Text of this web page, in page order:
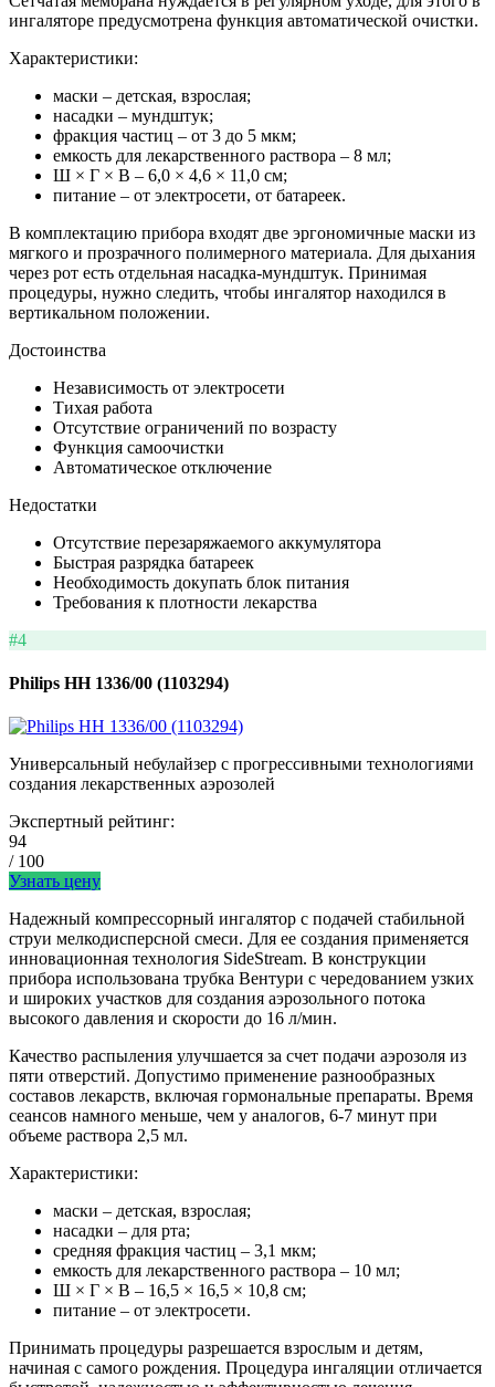
ингаляторе предусмотрена функция автоматической очистки.
Характеристики:
маски – детская, взрослая;
насадки – мундштук;
фракция частиц – от 3 до 5 мкм;
емкость для лекарственного раствора – 8 мл;
Ш × Г × В – 6,0 × 4,6 × 11,0 см;
питание – от электросети, от батареек.
В комплектацию прибора входят две эргономичные маски из
мягкого и прозрачного полимерного материала. Для дыхания
через рот есть отдельная насадка-мундштук. Принимая
процедуры, нужно следить, чтобы ингалятор находился в
вертикальном положении.
Достоинства
Независимость от электросети
Тихая работа
Отсутствие ограничений по возрасту
Функция самоочистки
Автоматическое отключение
Недостатки
Отсутствие перезаряжаемого аккумулятора
Быстрая разрядка батареек
Необходимость докупать блок питания
Требования к плотности лекарства
#4
Philips HH 1336/00 (1103294)
Универсальный небулайзер с прогрессивными технологиями
создания лекарственных аэрозолей
Экспертный рейтинг:
94
/ 100
Узнать цену
Надежный компрессорный ингалятор с подачей стабильной
струи мелкодисперсной смеси. Для ее создания применяется
инновационная технология SideStream. В конструкции
прибора использована трубка Вентури с чередованием узких
и широких участков для создания аэрозольного потока
высокого давления и скорости до 16 л/мин.
Качество распыления улучшается за счет подачи аэрозоля из
пяти отверстий. Допустимо применение разнообразных
составов лекарств, включая гормональные препараты. Время
сеансов намного меньше, чем у аналогов, 6-7 минут при
объеме раствора 2,5 мл.
Характеристики:
маски – детская, взрослая;
насадки – для рта;
средняя фракция частиц – 3,1 мкм;
емкость для лекарственного раствора – 10 мл;
Ш × Г × В – 16,5 × 16,5 × 10,8 см;
питание – от электросети.
Принимать процедуры разрешается взрослым и детям,
начиная с самого рождения. Процедура ингаляции отличается